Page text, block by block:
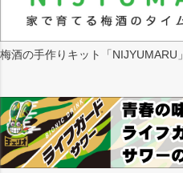
梅酒の手作りキット「NIJYUMARU」